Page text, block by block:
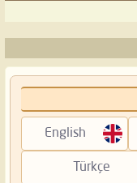
English
Türkçe